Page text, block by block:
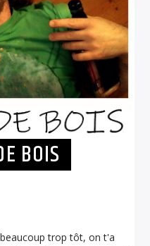
BOIS
trop tôt, on t'a